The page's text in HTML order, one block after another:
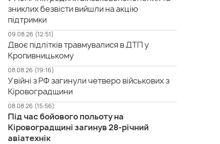
зниклих безвісти вийшли на акцію
підтримки
09.08.26 (12:51)
Двоє підлітків травмувалися в ДТП у
Кропивницькому
08.08.26 (19:16)
У війні з РФ загинули четверо військових з
Кіровоградщини
08.08.26 (15:56)
Під час бойового польоту на
Кіровоградщині загинув 28-річний
авіатехнік